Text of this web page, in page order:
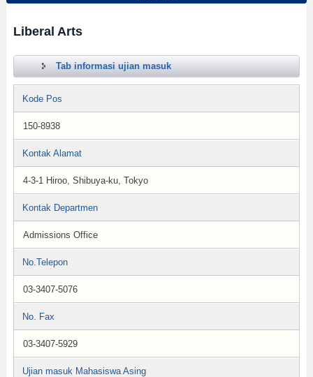
Liberal Arts
Tab informasi ujian masuk
Kode Pos
150-8938
Kontak Alamat
4-3-1 Hiroo, Shibuya-ku, Tokyo
Kontak Departmen
Admissions Office
No.Telepon
03-3407-5076
No. Fax
03-3407-5929
Ujian masuk Mahasiswa Asing